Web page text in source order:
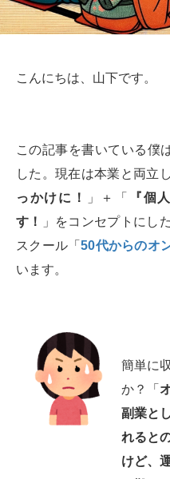
こんにちは、山下です。
この記事を書いている僕
した。現在は本業と両立
っかけに！
」＋「
『個
す！
」をコンセプトにし
スクール「50代からのオ
います。
簡単に
か？「
副業と
れると
けど、